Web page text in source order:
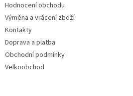
Hodnocení obchodu
Výměna a vrácení zboží
Kontakty
Doprava a platba
Obchodní podmínky
Velkoobchod